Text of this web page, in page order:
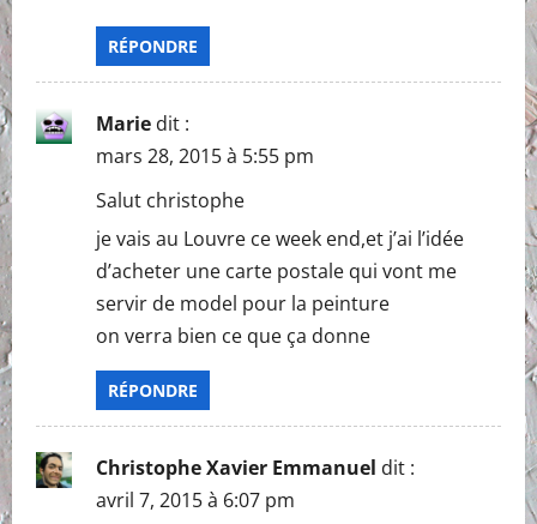
RÉPONDRE
Marie dit :
mars 28, 2015 à 5:55 pm
Salut christophe
je vais au Louvre ce week end,et j’ai l’idée
d’acheter une carte postale qui vont me
servir de model pour la peinture
on verra bien ce que ça donne
RÉPONDRE
Christophe Xavier Emmanuel dit :
avril 7, 2015 à 6:07 pm